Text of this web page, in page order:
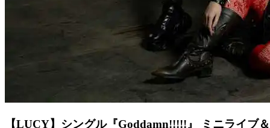
【LUCY】シングル『Goddamn!!!!!』 ミニライブ